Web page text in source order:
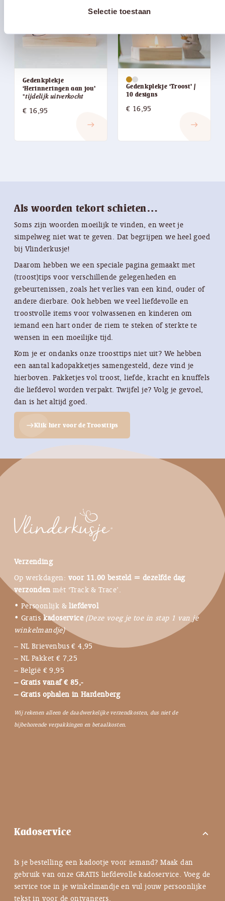
Selectie toestaan
Gedenkplekje
‘Herinneringen aan jou’
*𝑡𝑖𝑗𝑑𝑒𝑙𝑖𝑗𝑘 𝑢𝑖𝑡𝑣𝑒𝑟𝑘𝑜𝑐ℎ𝑡
€ 16,95
east
Gedenkplekje ‘Troost’ /
10 designs
€ 16,95
east
Als woorden tekort schieten…
Soms zijn woorden moeilijk te vinden, en weet je
simpelweg niet wat te geven. Dat begrijpen we heel goed
bij Vlinderkusje!
Daarom hebben we een speciale pagina gemaakt met
(troost)tips voor verschillende gelegenheden en
gebeurtenissen, zoals het verlies van een kind, ouder of
andere dierbare. Ook hebben we veel liefdevolle en
troostvolle items voor volwassenen en kinderen om
iemand een hart onder de riem te steken of sterkte te
wensen in een moeilijke tijd.
Kom je er ondanks onze troosttips niet uit? We hebben
een aantal kadopakketjes samengesteld, deze vind je
hierboven. Pakketjes vol troost, liefde, kracht en knuffels
die liefdevol worden verpakt. Twijfel je? Volg je gevoel,
dan is het altijd goed.
eastKlik hier voor de Troosttips
Verzending
Op werkdagen: voor 11.00 besteld = dezelfde dag
verzonden mét ‘Track & Trace’.
• Persoonlijk &liefdevol
• Gratis kadoservice (Deze voeg je toe in stap 1 van je
winkelmandje)
– NL Brievenbus € 4,95
– NL Pakket € 7,25
– België € 9,95
– Gratis vanaf € 85,-
– Gratis ophalen in Hardenberg
Wij rekenen alleen de daadwerkelijke verzendkosten, dus niet de
bijbehorende verpakkingen en betaalkosten.
Kadoservice expand_more
Is je bestelling een kadootje voor iemand? Maak dan
gebruik van onze GRATIS liefdevolle kadoservice. Voeg de
service toe in je winkelmandje en vul jouw persoonlijke
tekst in voor de ontvangers.